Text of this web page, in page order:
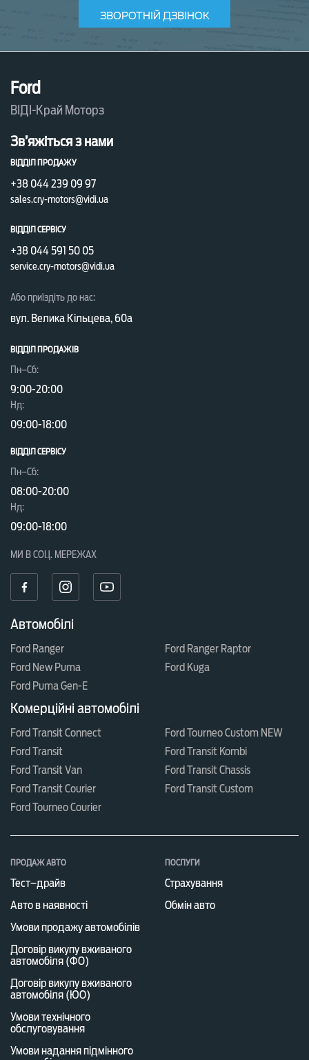
ЗВОРОТНІЙ ДЗВІНОК
Ford
ВІДІ-Край Моторз
Зв’яжіться з нами
ВІДДІЛ ПРОДАЖУ
+38 044 239 09 97
sales.cry-motors@vidi.ua
ВІДДІЛ СЕРВІСУ
+38 044 591 50 05
service.cry-motors@vidi.ua
Або приїздіть до нас:
вул. Велика Кільцева, 60а
ВІДДІЛ ПРОДАЖІВ
Пн–Сб:
9:00-20:00
Нд:
09:00-18:00
ВІДДІЛ CЕРВІСУ
Пн–Сб:
08:00-20:00
Нд:
09:00-18:00
МИ В СОЦ. МЕРЕЖАХ
Автомобілі
Ford Ranger
Ford Ranger Raptor
Ford New Puma
Ford Kuga
Ford Puma Gen-E
Комерційні автомобілі
Ford Transit Connect
Ford Tourneo Custom NEW
Ford Transit
Ford Transit Kombi
Ford Transit Van
Ford Transit Chassis
Ford Transit Courier
Ford Transit Custom
Ford Tourneo Courier
ПРОДАЖ АВТО
Тест–драйв
Авто в наявності
Умови продажу автомобілів
Договір викупу вживаного
автомобіля (ФО)
Договір викупу вживаного
автомобіля (ЮО)
Умови технічного
обслуговування
Умови надання підмінного
ПОСЛУГИ
Страхування
Обмін авто